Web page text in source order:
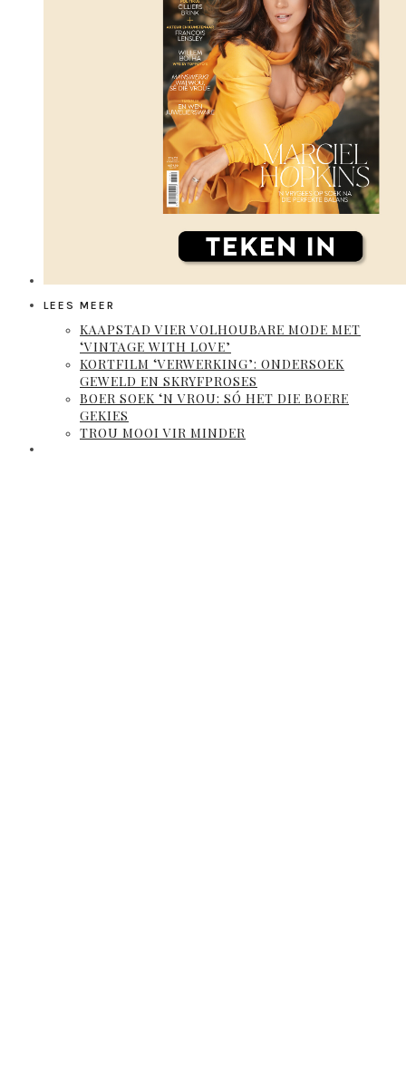
LEES MEER
KAAPSTAD VIER VOLHOUBARE MODE MET
‘VINTAGE WITH LOVE’
KORTFILM ‘VERWERKING’: ONDERSOEK
GEWELD EN SKRYFPROSES
BOER SOEK ‘N VROU: SÓ HET DIE BOERE
GEKIES
TROU MOOI VIR MINDER